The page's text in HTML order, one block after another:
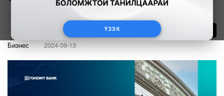
ҮЗЭХ
Бизнес 2024-09-13